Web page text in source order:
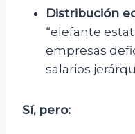
Distribución
“elefante
empresas
salarios
Sí, pero: